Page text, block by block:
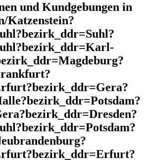
und Kundgebungen in
Katzenstein?